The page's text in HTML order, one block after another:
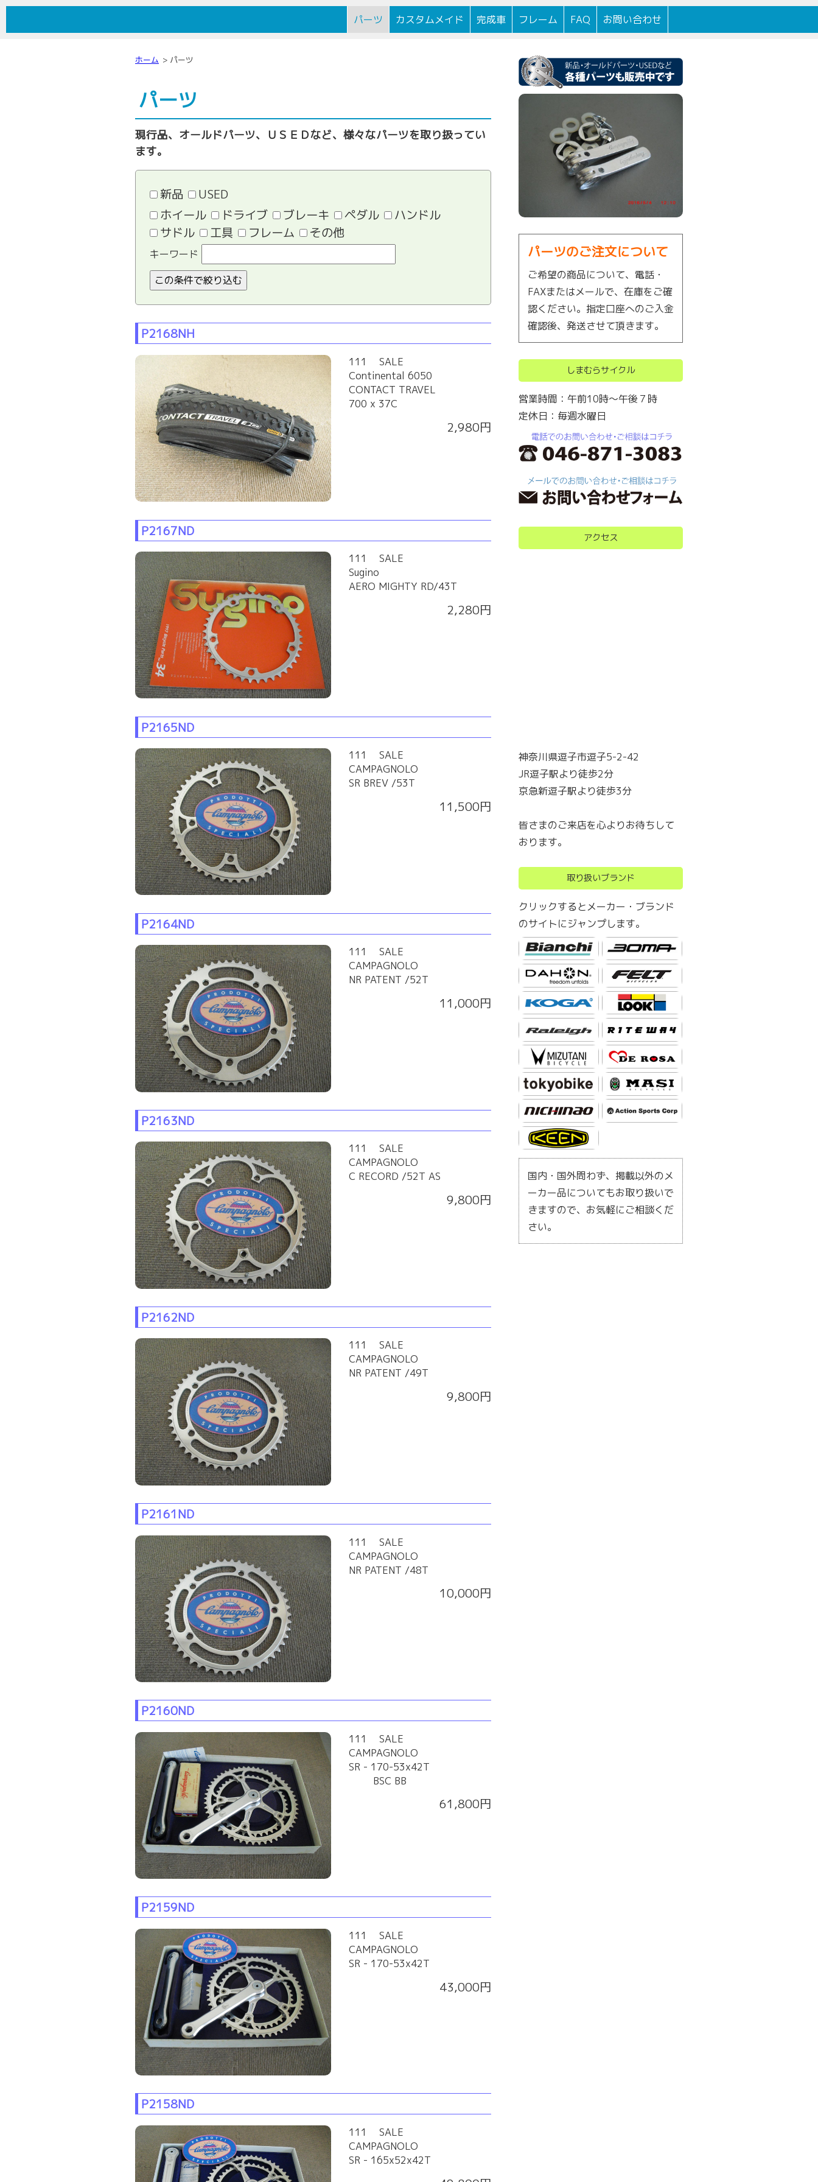
逗子駅前に100年以上続く自転車店です。
パーツ カスタムメイド 完成車 フレーム FAQ お問い合わせ
ホーム パーツ
パーツ
現行品、オールドパーツ、ＵＳＥＤなど、様々なパーツを取り扱ってい
ます。
新品
USED
ホイール
ドライブ ブレーキ ペダル
ハンドル
サドル
工具 フレーム その他
キーワード
P2168NH
111 SALE
Continental 6050
CONTACT TRAVEL
700 x 37C
2,980円
P2167ND
111 SALE
Sugino
AERO MIGHTY RD/43T
2,280円
P2165ND
111 SALE
CAMPAGNOLO
SR BREV /53T
11,500円
P2164ND
111 SALE
CAMPAGNOLO
NR PATENT /52T
11,000円
P2163ND
111 SALE
CAMPAGNOLO
C RECORD /52T AS
9,800円
P2162ND
111 SALE
CAMPAGNOLO
NR PATENT /49T
9,800円
P2161ND
111 SALE
CAMPAGNOLO
NR PATENT /48T
10,000円
P2160ND
111 SALE
CAMPAGNOLO
SR - 170-53x42T
BSC BB
61,800円
P2159ND
111 SALE
CAMPAGNOLO
SR - 170-53x42T
43,000円
P2158ND
111 SALE
CAMPAGNOLO
SR - 165x52x42T
パーツのご注文について
ご希望の商品について、電話・
FAXまたはメールで、在庫をご確
認ください。指定口座へのご入金
確認後、発送させて頂きます。
しまむらサイクル
営業時間：午前10時～午後７時
定休日：毎週水曜日
アクセス
神奈川県逗子市逗子5-2-42
JR逗子駅より徒歩2分
京急新逗子駅より徒歩3分
皆さまのご来店を心よりお待ちして
おります。
取り扱いブランド
クリックするとメーカー・ブランド
のサイトにジャンプします。
国内・国外問わず、掲載以外のメ
ーカー品についてもお取り扱いで
きますので、お気軽にご相談くだ
さい。